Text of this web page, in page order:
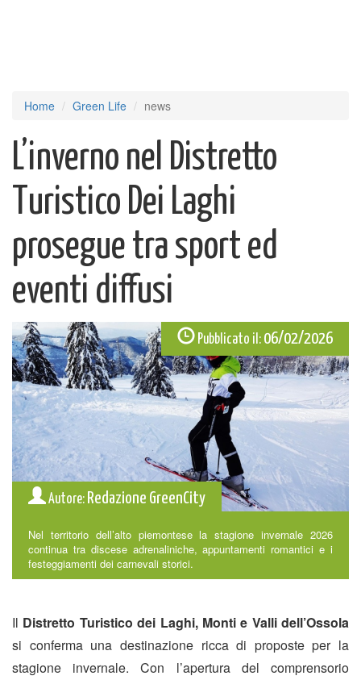
Home Green Life news
L’inverno nel Distretto
Turistico Dei Laghi
prosegue tra sport ed
eventi diffusi
Pubblicato il: 06/02/2026
Autore: Redazione GreenCity
Nel territorio dell’alto piemontese la stagione invernale 2026
continua tra discese adrenaliniche, appuntamenti romantici e i
festeggiamenti dei carnevali storici.
Il Distretto Turistico dei Laghi, Monti e Valli dell’Ossola
si conferma una destinazione ricca di proposte per la
stagione invernale. Con l’apertura del comprensorio